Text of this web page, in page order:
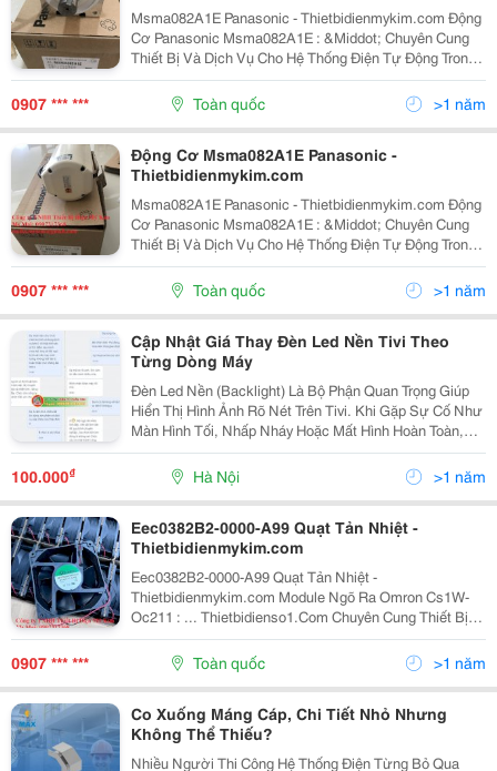
Msma082A1E Panasonic - Thietbidienmykim.com Động
Cơ Panasonic Msma082A1E : &Middot; Chuyên Cung
Thiết Bị Và Dịch Vụ Cho Hệ Thống Điện Tự Động Trong
Công Nghiệp Cũng Như Điện Dân Dụng. Công Ty Tnhh
Thiết Bị Điện Mỹ Kim, Http://Thietbidienmykim.c...
0907 *** *** Toàn quốc >1 năm
Động Cơ Msma082A1E Panasonic -
Thietbidienmykim.com
Msma082A1E Panasonic - Thietbidienmykim.com Động
Cơ Panasonic Msma082A1E : &Middot; Chuyên Cung
Thiết Bị Và Dịch Vụ Cho Hệ Thống Điện Tự Động Trong
Công Nghiệp Cũng Như Điện Dân Dụng. &Middot;
Chúng Tôi Tự Hào Là Nhà .. Công Ty Tnhh Thiết Bị
0907 *** *** Toàn quốc >1 năm
Cập Nhật Giá Thay Đèn Led Nền Tivi Theo
Từng Dòng Máy
Đèn Led Nền (Backlight) Là Bộ Phận Quan Trọng Giúp
Hiển Thị Hình Ảnh Rõ Nét Trên Tivi. Khi Gặp Sự Cố Như
Màn Hình Tối, Nhấp Nháy Hoặc Mất Hình Hoàn Toàn,
Việc Thay Thế Đèn Led Nền Là Giải Pháp Cần Thiết. Tại
Hệ Thống Điện Tử Châu Anh , Chúng Tôi Cung...
100.000₫ Hà Nội >1 năm
Eec0382B2-0000-A99 Quạt Tản Nhiệt -
Thietbidienmykim.com
Eec0382B2-0000-A99 Quạt Tản Nhiệt -
Thietbidienmykim.com Module Ngõ Ra Omron Cs1W-
Oc211 : ... Thietbidienso1.Com Chuyên Cung Thiết Bị
Và Dịch Vụ Cho Hệ Thống Điện Tự Động Trong Công
Nghiệp Cũng Như Điện Dân Dụng. Công Ty Tnhh Thiết
Bị Điện Mỹ...
0907 *** *** Toàn quốc >1 năm
Co Xuống Máng Cáp, Chi Tiết Nhỏ Nhưng
Không Thể Thiếu?
Nhiều Người Thi Công Hệ Thống Điện Từng Bỏ Qua